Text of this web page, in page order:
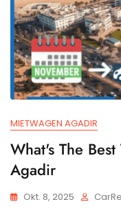
MIETWAGEN AGADIR
What's The
Agadir
Okt. 8, 2025